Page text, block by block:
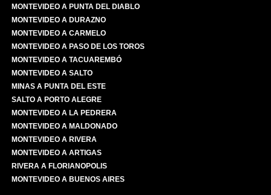
MONTEVIDEO A PUNTA DEL DIABLO
MONTEVIDEO A DURAZNO
MONTEVIDEO A CARMELO
MONTEVIDEO A PASO DE LOS TOROS
MONTEVIDEO A TACUAREMBÓ
MONTEVIDEO A SALTO
MINAS A PUNTA DEL ESTE
SALTO A PORTO ALEGRE
MONTEVIDEO A LA PEDRERA
MONTEVIDEO A MALDONADO
MONTEVIDEO A RIVERA
MONTEVIDEO A ARTIGAS
RIVERA A FLORIANOPOLIS
MONTEVIDEO A BUENOS AIRES